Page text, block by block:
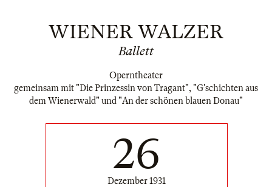
WIENER WALZER
Ballett
Operntheater
gemeinsam mit "Die Prinzessin von Tragant", "G'schichten aus
dem Wienerwald" und "An der schönen blauen Donau"
26
Dezember 1931